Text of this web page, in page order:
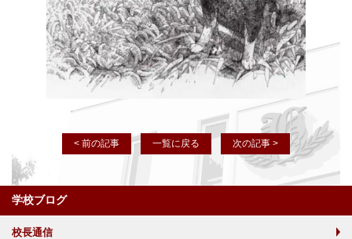
< 前の記事 一覧に戻る 次の記事 >
学校ブログ
校長通信